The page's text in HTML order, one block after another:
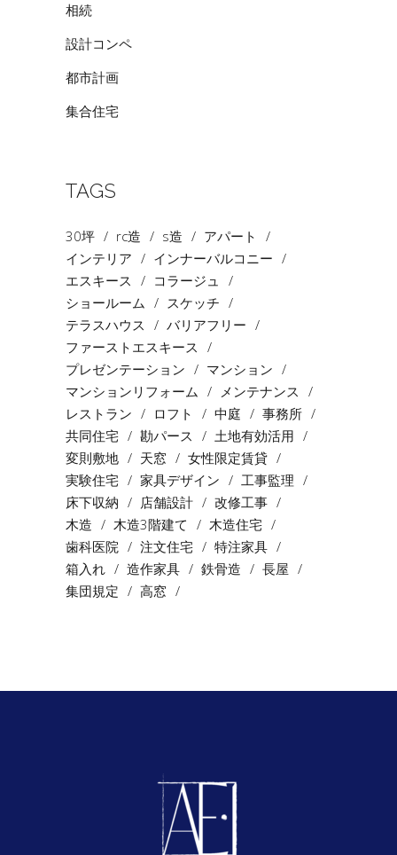
相続
設計コンペ
都市計画
集合住宅
TAGS
30坪 rc造 s造
アパート
インテリア
インナーバルコニー
エスキース
コラージュ
ショールーム
スケッチ
テラスハウス
バリアフリー
ファーストエスキース
プレゼンテーション
マンション
マンションリフォーム
メンテナンス
レストラン
ロフト 中庭
事務所
共同住宅
勘パース
土地有効活用
変則敷地
天窓
女性限定賃貸
実験住宅
家具デザイン
工事監理
床下収納
店舗設計
改修工事
木造
木造3階建て
木造住宅
歯科医院
注文住宅
特注家具
箱入れ
造作家具 鉄骨造
長屋
集団規定
高窓